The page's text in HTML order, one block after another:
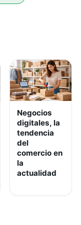
Negocios
digitales, la
tendencia
del
comercio en
la
actualidad